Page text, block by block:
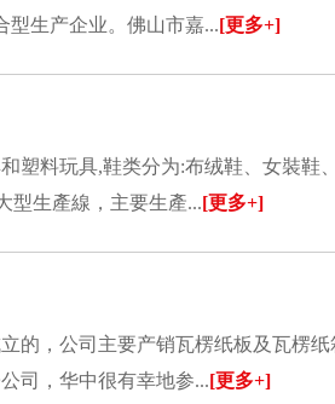
型生产企业。佛山市嘉...[更多+]
塑料玩具,鞋类分为:布绒鞋、女裝鞋
型生產線，主要生產...[更多+]
的，公司主要产销瓦楞纸板及瓦楞
司，华中很有幸地参...[更多+]